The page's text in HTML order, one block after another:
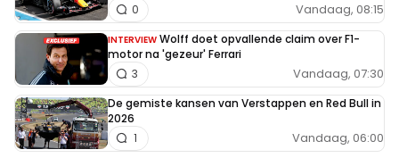
Vandaag, 08:15
0
INTERVIEW Wolff doet opvallende claim over F1-
motor na 'gezeur' Ferrari
Vandaag, 07:30
3
De gemiste kansen van Verstappen en Red Bull in
2026
Vandaag, 06:00
1